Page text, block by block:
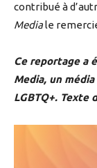
contribué à
Mediale
Ce reportage a
Media, un
LGBTQ+. Texte